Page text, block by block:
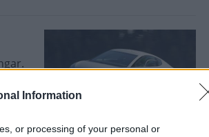
Information
or processing of your personal or